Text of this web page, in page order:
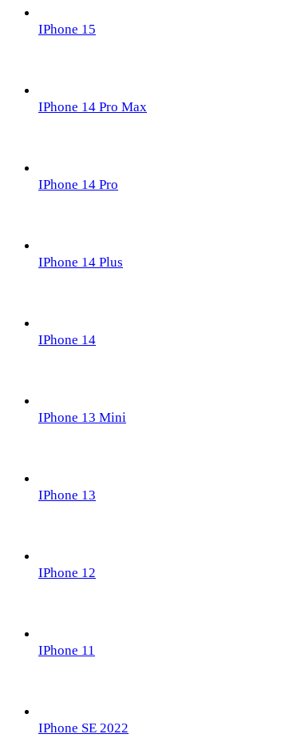
IPhone 15
IPhone 14 Pro Max
IPhone 14 Pro
IPhone 14 Plus
IPhone 14
IPhone 13 Mini
IPhone 13
IPhone 12
IPhone 11
IPhone SE 2022